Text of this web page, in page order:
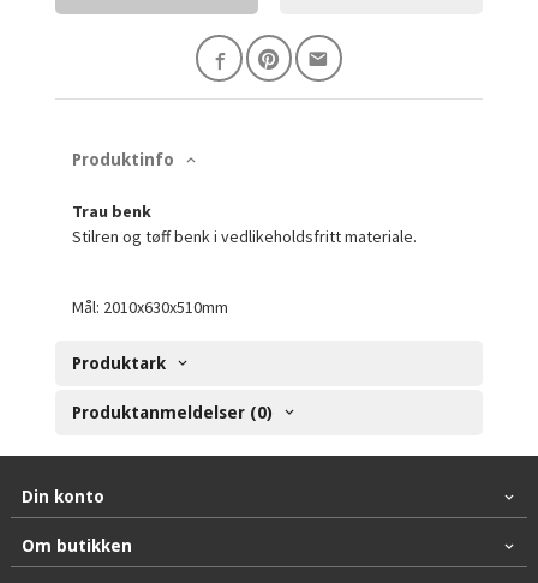
Produktinfo
Trau benk
Stilren og tøff benk i vedlikeholdsfritt materiale.
Mål: 2010x630x510mm
Produktark
Produktanmeldelser (0)
Din konto
Om butikken